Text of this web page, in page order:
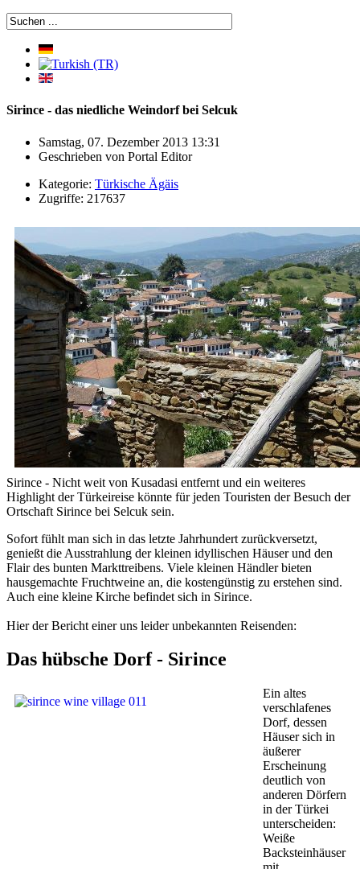
Sirince - das niedliche Weindorf bei Selcuk
Samstag, 07. Dezember 2013 13:31
Geschrieben von Portal Editor
Kategorie: Türkische Ägäis
Zugriffe: 217637
Sirince - Nicht weit von Kusadasi entfernt und ein weiteres
Highlight der Türkeireise könnte für jeden Touristen der Besuch der
Ortschaft Sirince bei Selcuk sein.
Sofort fühlt man sich in das letzte Jahrhundert zurückversetzt,
genießt die Ausstrahlung der kleinen idyllischen Häuser und den
Flair des bunten Markttreibens. Viele kleinen Händler bieten
hausgemachte Fruchtweine an, die kostengünstig zu erstehen sind.
Auch eine kleine Kirche befindet sich in Sirince.
Hier der Bericht einer uns leider unbekannten Reisenden:
Das hübsche Dorf - Sirince
Ein altes
verschlafenes
Dorf, dessen
Häuser sich in
äußerer
Erscheinung
deutlich von
anderen Dörfern
in der Türkei
unterscheiden:
Weiße
Backsteinhäuser